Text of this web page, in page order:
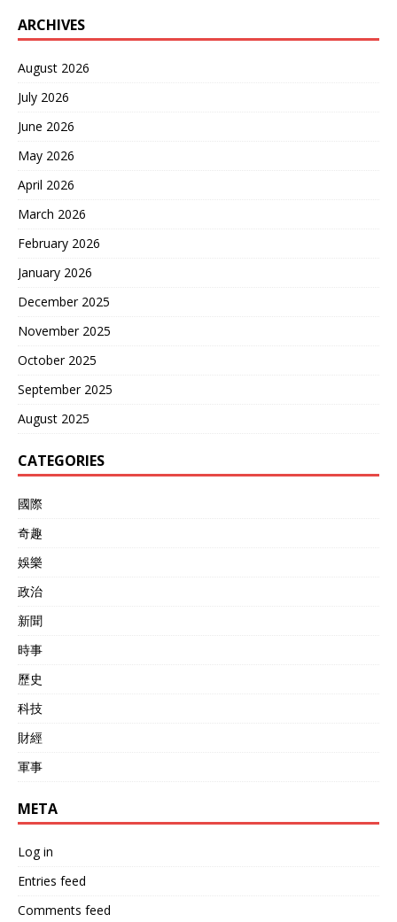
ARCHIVES
August 2026
July 2026
June 2026
May 2026
April 2026
March 2026
February 2026
January 2026
December 2025
November 2025
October 2025
September 2025
August 2025
CATEGORIES
國際
奇趣
娛樂
政治
新聞
時事
歷史
科技
財經
軍事
META
Log in
Entries feed
Comments feed